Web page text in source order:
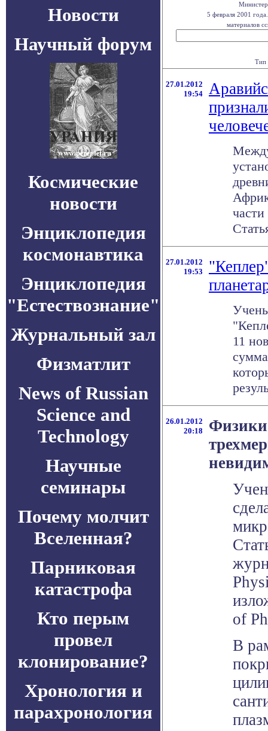
Новости
Научный форум
Космические
новости
Энциклопедия
космонавтика
Энциклопедия
"Естествознание"
Журнальный зал
Физматлит
News of Russian
Science and
Technology
Научные
семинары
Почему молчит
Вселенная?
Парниковая
катастрофа
Кто перым
провел
клонирование?
Хронология и
парахронология
5 февраля 2001
материалов
Тип
27.01.2012
19:54
27.01.2012
19:53
11
26.01.2012
20:18
Физики
of
В